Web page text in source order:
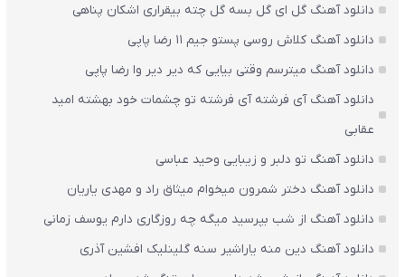
دانلود آهنگ گل ای گل بسه گل چته بیقراری اشکان پناهی
دانلود آهنگ کلاش روسی پستو جیم ۱۱ رضا پاپی
دانلود آهنگ میترسم وقتی بیایی که دیر دیر وا رضا پاپی
دانلود آهنگ آی فرشته آی فرشته تو چشمات خود بهشته امید
عقابی
دانلود آهنگ تو دلبر و زیبایی وحید عباسی
دانلود آهنگ دختر شمرون میخوام میثاق راد و مهدی یاریان
دانلود آهنگ از شب بپرسید میگه چه روزگاری دارم یوسف زمانی
دانلود آهنگ دین منه یاراشیر سنه گلینلیک افشین آذری